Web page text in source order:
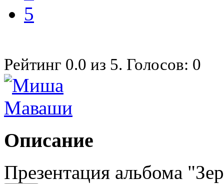
5
Рейтинг 0.0 из 5. Голосов: 0
Описание
Презентация альбома